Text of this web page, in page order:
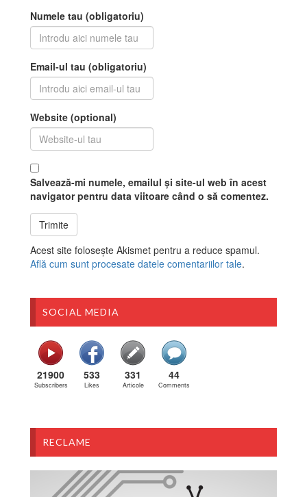
Numele tau (obligatoriu)
Email-ul tau (obligatoriu)
Website (optional)
Salvează-mi numele, emailul și site-ul web în acest
navigator pentru data viitoare când o să comentez.
Acest site folosește Akismet pentru a reduce spamul.
Află cum sunt procesate datele comentariilor tale.
SOCIAL MEDIA
21900
Subscribers
533
Likes
331
Articole
44
Comments
RECLAME